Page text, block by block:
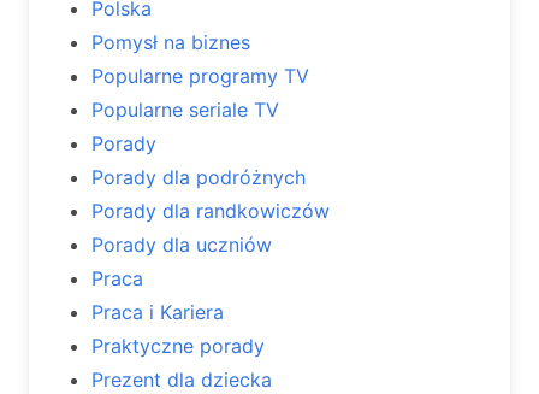
Polska
Pomysł na biznes
Popularne programy TV
Popularne seriale TV
Porady
Porady dla podróżnych
Porady dla randkowiczów
Porady dla uczniów
Praca
Praca i Kariera
Praktyczne porady
Prezent dla dziecka